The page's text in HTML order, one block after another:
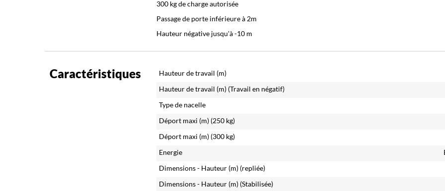
300 kg de charge autorisée
Passage de porte inférieure à 2m
Hauteur négative jusqu'à -10 m
Caractéristiques Hauteur de travail (m)
Hauteur de travail (m) (Travail en négatif)
Type de nacelle
Déport maxi (m) (250 kg)
Déport maxi (m) (300 kg)
Energie
Dimensions - Hauteur (m) (repliée)
Dimensions - Hauteur (m) (Stabilisée)